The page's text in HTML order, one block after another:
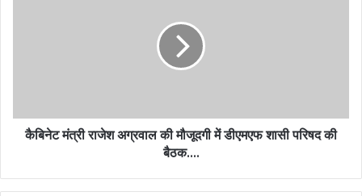
कैबिनेट मंत्री राजेश अग्रवाल की मौजूदगी में डीएमएफ शासी परिषद की
बैठक….